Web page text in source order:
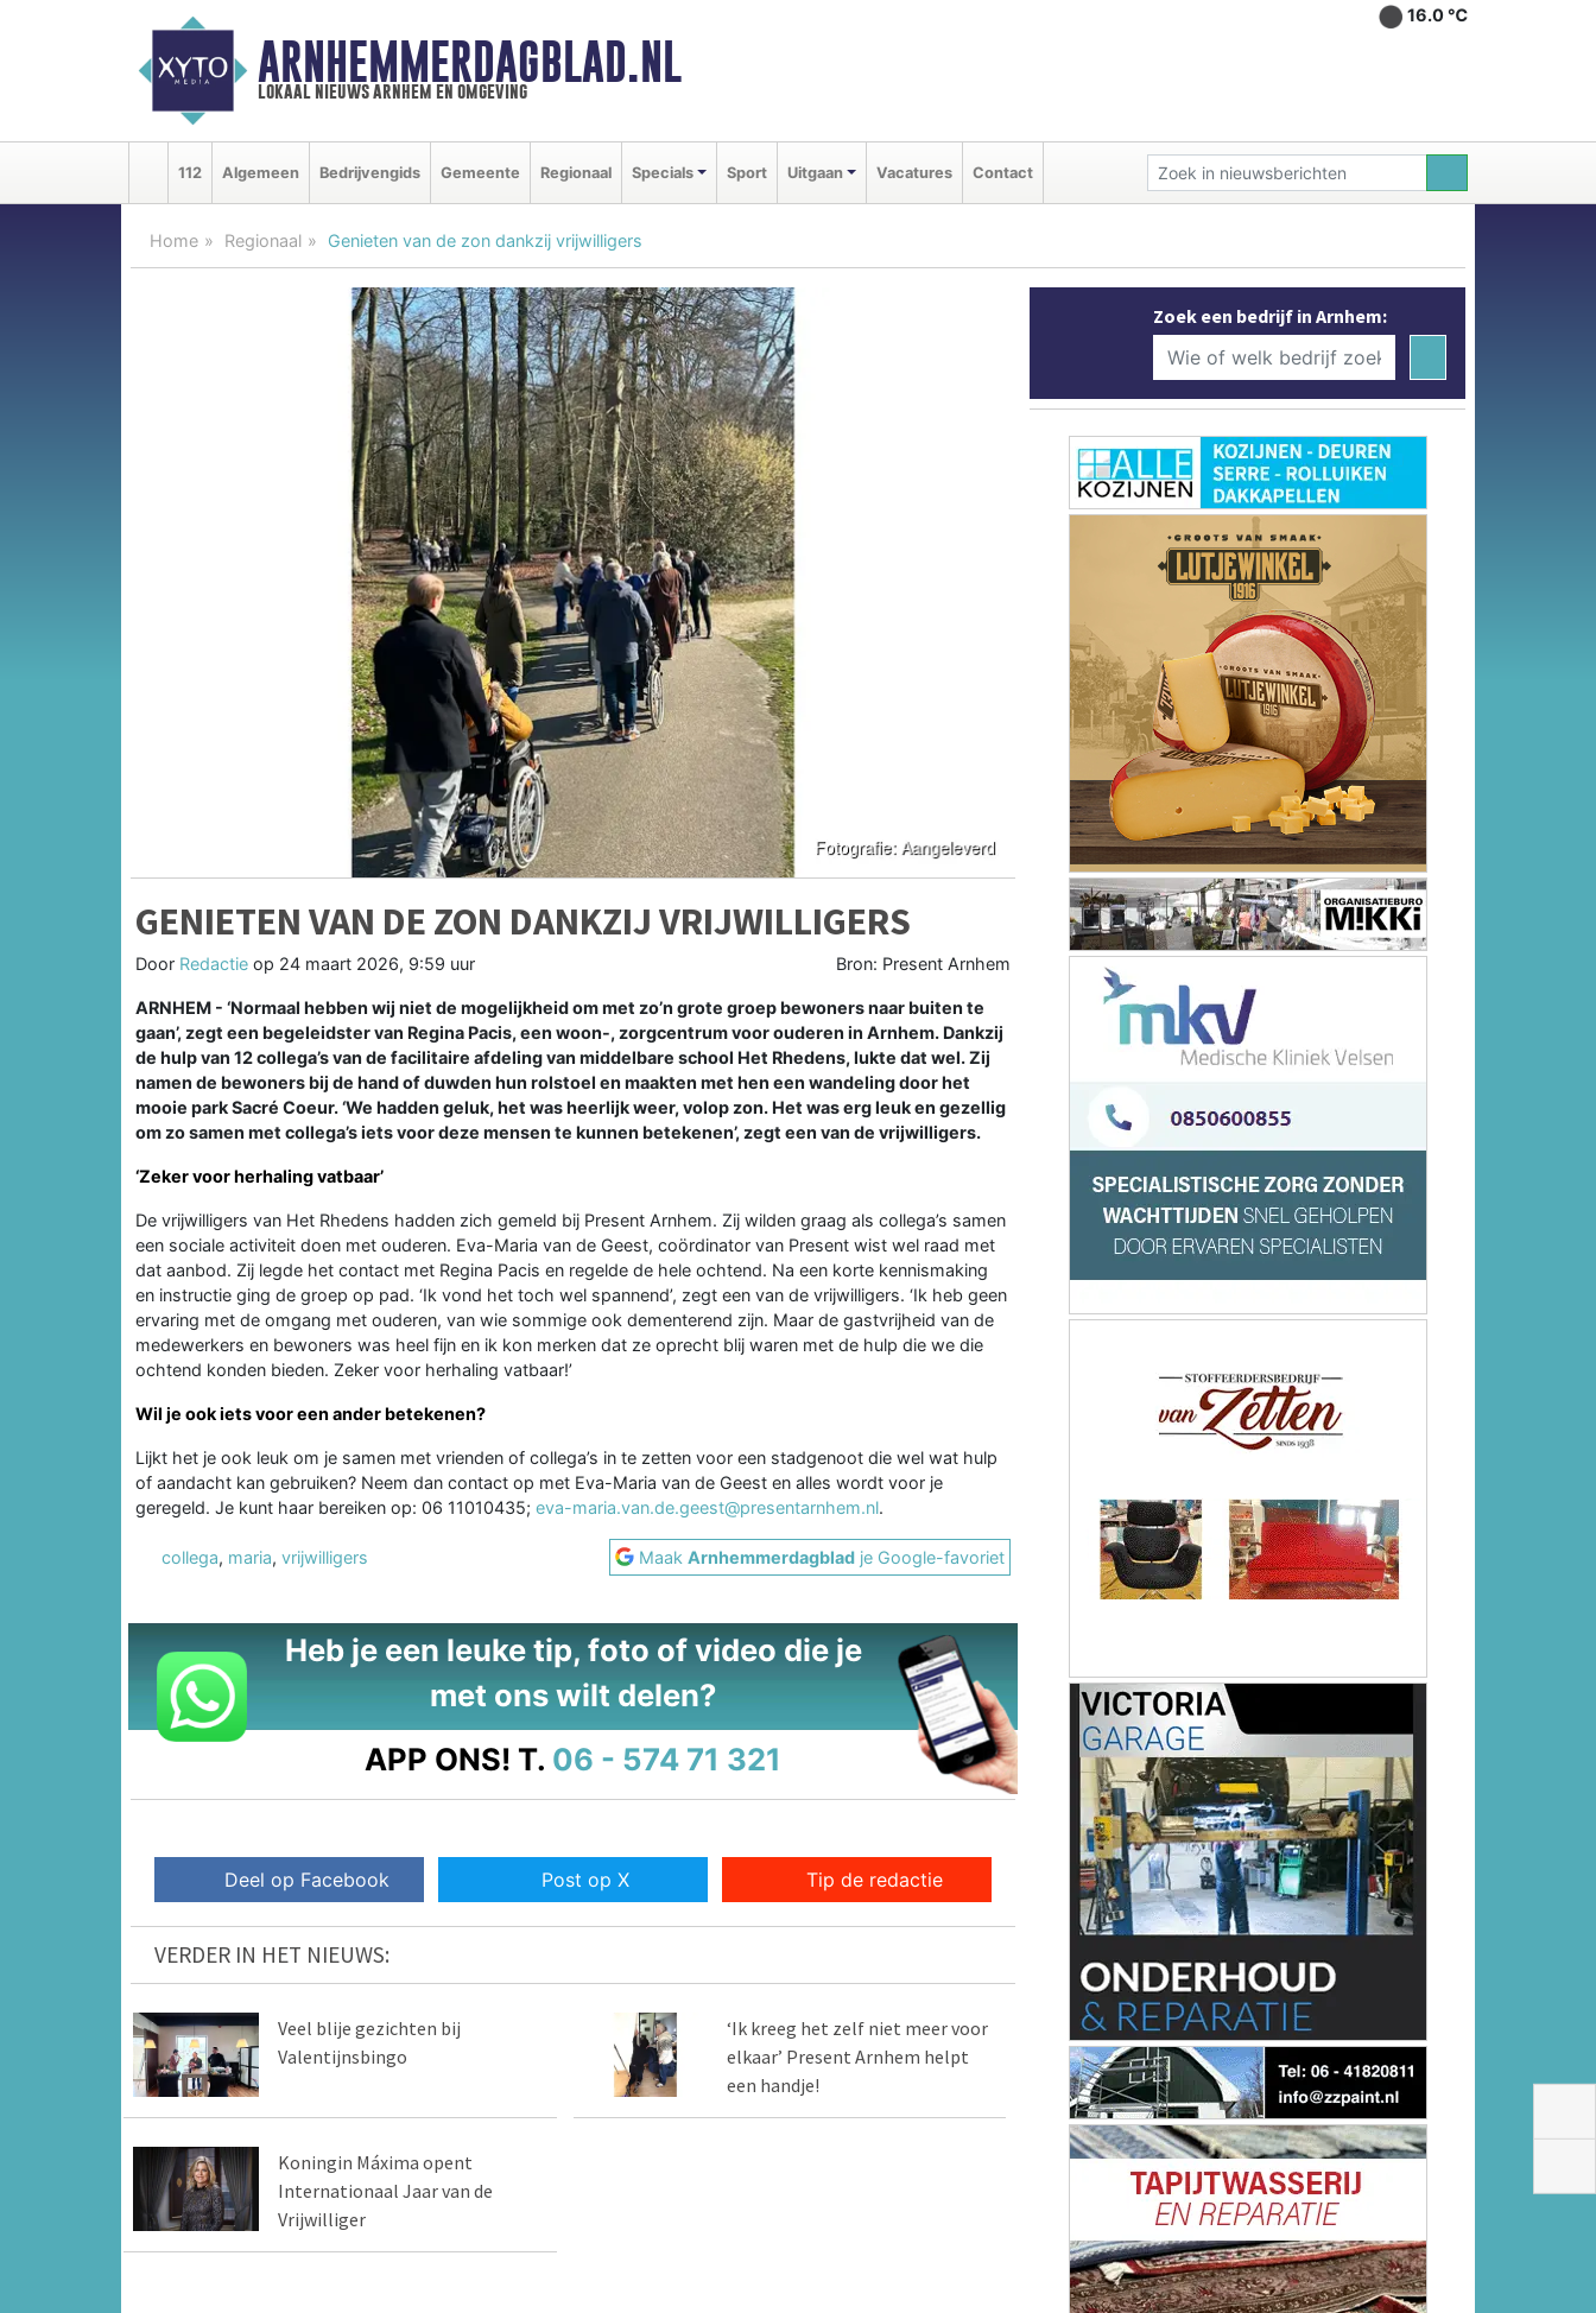
ARNHEMMERDAGBLAD.NL
lokaal nieuws arnhem en omgeving
16.0 ℃
112 Algemeen Bedrijvengids Gemeente Regionaal Specials Sport Uitgaan Vacatures Contact
Home Regionaal Genieten van de zon dankzij vrijwilligers
GENIETEN VAN DE ZON DANKZIJ VRIJWILLIGERS
Door Redactie op 24 maart 2026, 9:59 uur Bron: Present Arnhem
ARNHEM - ‘Normaal hebben wij niet de mogelijkheid om met zo’n grote groep bewoners naar buiten te
gaan’, zegt een begeleidster van Regina Pacis, een woon-, zorgcentrum voor ouderen in Arnhem. Dankzij
de hulp van 12 collega’s van de facilitaire afdeling van middelbare school Het Rhedens, lukte dat wel. Zij
namen de bewoners bij de hand of duwden hun rolstoel en maakten met hen een wandeling door het
mooie park Sacré Coeur. ‘We hadden geluk, het was heerlijk weer, volop zon. Het was erg leuk en gezellig
om zo samen met collega’s iets voor deze mensen te kunnen betekenen’, zegt een van de vrijwilligers.
‘Zeker voor herhaling vatbaar’
De vrijwilligers van Het Rhedens hadden zich gemeld bij Present Arnhem. Zij wilden graag als collega’s samen
een sociale activiteit doen met ouderen. Eva-Maria van de Geest, coördinator van Present wist wel raad met
dat aanbod. Zij legde het contact met Regina Pacis en regelde de hele ochtend. Na een korte kennismaking
en instructie ging de groep op pad. ‘Ik vond het toch wel spannend’, zegt een van de vrijwilligers. ‘Ik heb geen
ervaring met de omgang met ouderen, van wie sommige ook dementerend zijn. Maar de gastvrijheid van de
medewerkers en bewoners was heel fijn en ik kon merken dat ze oprecht blij waren met de hulp die we die
ochtend konden bieden. Zeker voor herhaling vatbaar!’
Wil je ook iets voor een ander betekenen?
Lijkt het je ook leuk om je samen met vrienden of collega’s in te zetten voor een stadgenoot die wel wat hulp
of aandacht kan gebruiken? Neem dan contact op met Eva-Maria van de Geest en alles wordt voor je
geregeld. Je kunt haar bereiken op: 06 11010435; eva-maria.van.de.geest@presentarnhem.nl.
collega, maria, vrijwilligers MaakArnhemmerdagblad je Google-favoriet
Heb je een leuke tip, foto of video die je
met ons wilt delen?
APP ONS! T. 06 - 574 71 321
Deel op Facebook Post op X Tip de redactie
VERDER IN HET NIEUWS:
Veel blije gezichten bij
Valentijnsbingo
‘Ik kreeg het zelf niet meer voor
elkaar’ Present Arnhem helpt
een handje!
Koningin Máxima opent
Internationaal Jaar van de
Vrijwilliger
Zoek een bedrijf in Arnhem: